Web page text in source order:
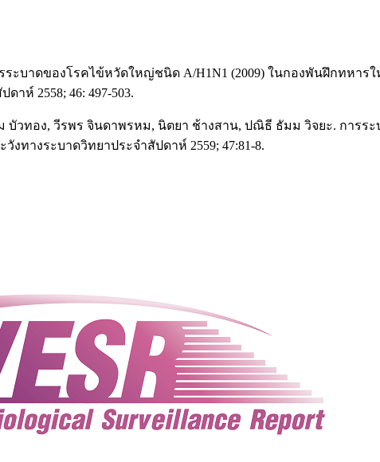
บาดของโรคไข้หวัดใหญ่ชนิด A/H1N1 (2009) ในกองพันฝึกทหาร
าห์ 2558; 46: 497-503.
บัวทอง, วีรพร จินดาพรหม, นิตยา ช้างสาน, ปณิธี ธัมม วิจยะ. การ
งทางระบาดวิทยาประจำสัปดาห์ 2559; 47:81-8.